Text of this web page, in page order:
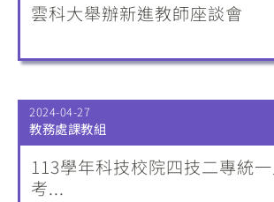
雲科大舉辦新進教師座談會
2024-04-27
教務處課教組
113學年科技校院四技二專統
考...